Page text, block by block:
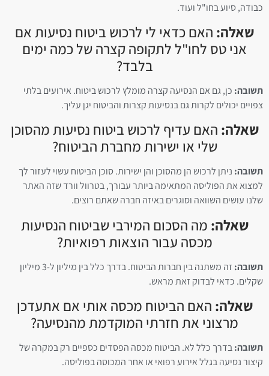
כבודה, סיוע בחו"ל ועוד.
שאלה: האם כדאי לי לרכוש ביטוח נסיעות אם
אני טס לחו"ל לתקופה קצרה של כמה ימים
בלבד?
תשובה: כן, גם אם הנסיעה קצרה מומלץ לרכוש ביטוח. אירועים בלתי
צפויים יכולים לקרות גם בנסיעות קצרות והביטוח יגן עליך.
שאלה: האם עדיף לרכוש ביטוח נסיעות מהסוכן
שלי או ישירות מחברת הביטוח?
תשובה: ניתן לרכוש הן מהסוכן והן ישירות. סוכן הביטוח עשוי לעזור לך
למצוא את הפוליסה המתאימה ביותר עבורך, בטרוול וורד שזה האתר
שלנו עושים השוואה וסוגרים באיזה חברה שאתם רוצים.
שאלה: מה הסכום המירבי שביטוח הנסיעות
מכסה עבור הוצאות רפואיות?
תשובה:
זה משתנה בין חברות הביטוח. בדרך כלל בין מיליון ל-3 מיליון
שקלים. כדאי לבדוק זאת מראש.
שאלה: האם הביטוח מכסה אותי אם אתעדכן
מרצוני את חזרתי המוקדמת מהנסיעה?
תשובה:בדרך כלל לא. הביטוח מכסה הפסדים כספיים רק במקרה של
קיצור נסיעה בגלל אירוע רפואי או אחר המכוסה בפוליסה.